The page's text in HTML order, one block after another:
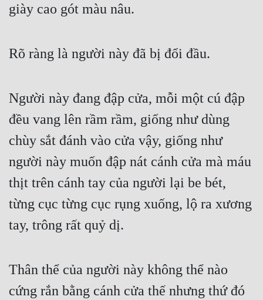
giày cao gót màu nâu.
Rõ ràng là người này đã bị đổi đầu.
Người này đang đập cửa, mỗi một cú đập
đều vang lên rầm rầm, giống như dùng
chùy sắt đánh vào cửa vậy, giống như
người này muốn đập nát cánh cửa mà máu
thịt trên cánh tay của người lại be bét,
từng cục từng cục rụng xuống, lộ ra xương
tay, trông rất quỷ dị.
Thân thể của người này không thể nào
cứng rắn bằng cánh cửa thế nhưng thứ đó